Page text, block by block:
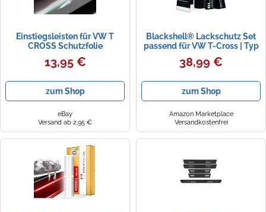
Einstiegsleisten für VW T
CROSS Schutzfolie
Transparent Extra Stark
210µm
13,95 €
zum Shop
eBay
Versand ab 2,95 €
Blackshell® Lackschutz Set
passend für VW T-Cross | Typ
C1 | 2018-2023 Matt Schwarz -
passgenauer
Einstiegsleisten inkl. Folierset
38,99 €
zum Shop
Amazon Marketplace
Versandkostenfrei